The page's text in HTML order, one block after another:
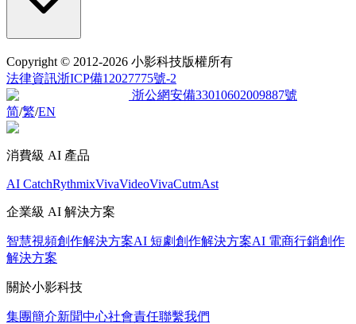
Copyright © 2012-2026 小影科技版權所有
法律資訊浙ICP備12027775號-2
浙公網安備33010602009887號
简/繁/EN
消費級 AI 產品
AI CatchRythmixVivaVideoVivaCutmAst
企業級 AI 解決方案
智慧視頻創作解決方案AI 短劇創作解決方案AI 電商行銷創作
解決方案
關於小影科技
集團簡介新聞中心社會責任聯繫我們